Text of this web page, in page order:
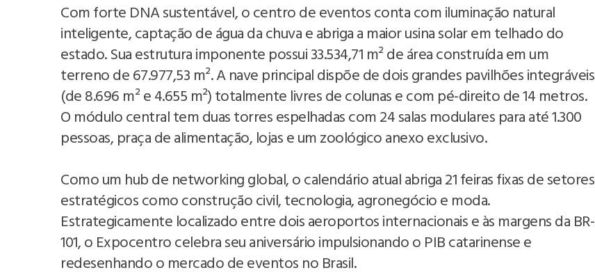
Com forte DNA sustentável, o centro de eventos conta com iluminação natural
inteligente, captação de água da chuva e abriga a maior usina solar em telhado do
estado. Sua estrutura imponente possui 33.534,71 m² de área construída em um
terreno de 67.977,53 m². A nave principal dispõe de dois grandes pavilhões integráveis
(de 8.696 m² e 4.655 m²) totalmente livres de colunas e com pé-direito de 14 metros.
O módulo central tem duas torres espelhadas com 24 salas modulares para até 1.300
pessoas, praça de alimentação, lojas e um zoológico anexo exclusivo.
Como um hub de networking global, o calendário atual abriga 21 feiras fixas de setores
estratégicos como construção civil, tecnologia, agronegócio e moda.
Estrategicamente localizado entre dois aeroportos internacionais e às margens da BR-
101, o Expocentro celebra seu aniversário impulsionando o PIB catarinense e
redesenhando o mercado de eventos no Brasil.